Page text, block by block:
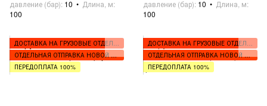
давление (бар) 10
Длина, м
100
давление (бар) 10
Длина, м
100
ДОСТАВКА НА ГРУЗОВЫЕ ОТДЕЛЕНИЯ
ОТДЕЛЬНАЯ ОТПРАВКА НОВОЙ ПОЧТОЙ
ПЕРЕДОПЛАТА 100%
ДОСТАВКА НА ГРУЗОВЫЕ ОТДЕЛЕНИЯ
ОТДЕЛЬНАЯ ОТПРАВКА НОВОЙ ПОЧТОЙ
ПЕРЕДОПЛАТА 100%